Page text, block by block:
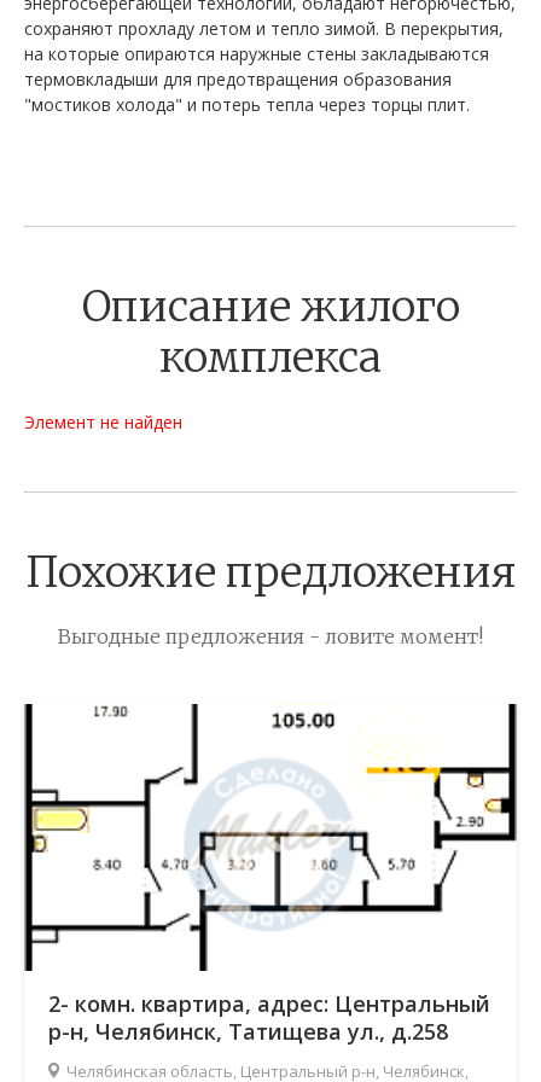
сохраняют прохладу летом и тепло зимой. В перекрытия,
на которые опираются наружные стены закладываются
термовкладыши для предотвращения образования
"мостиков холода" и потерь тепла через торцы плит.
Описание жилого
комплекса
Элемент не найден
Похожие предложения
Выгодные предложения - ловите момент!
2- комн. квартира, адрес: Центральный
р-н, Челябинск, Татищева ул., д.258
Челябинская область, Центральный р-н, Челябинск,